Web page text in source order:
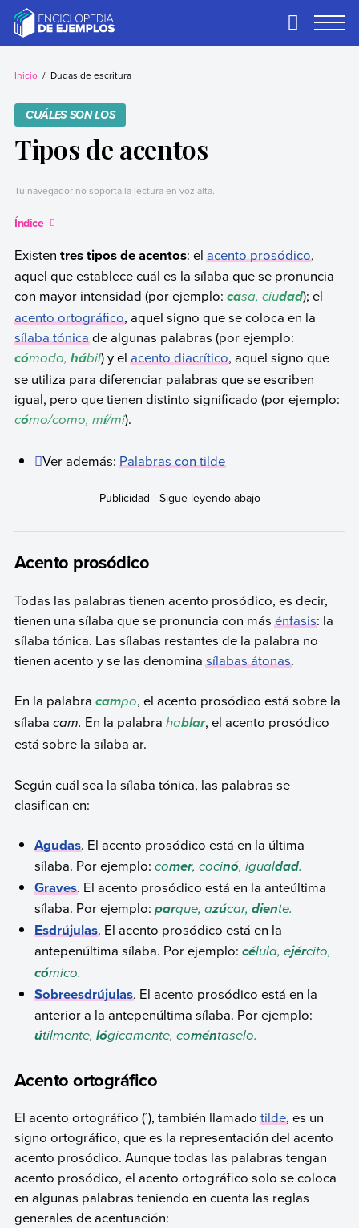
contentEjemplos
Necesitas ejemplos.
Primary
Inicio Dudas de escritura
CUÁLES SON LOS
Tipos de acentos
Tu navegador no soporta la lectura en voz alta.
Índice
Existen tres tipos de acentos: elacento prosódico,
aquel que establece cuál es la sílaba que se pronuncia
con mayor intensidad (por ejemplo: casa, ciudad); el
acento ortográfico, aquel signo que se coloca en la
sílaba tónicade algunas palabras (por ejemplo:
cómodo, hábil) y elacento diacrítico, aquel signo que
se utiliza para diferenciar palabras que se escriben
igual, pero que tienen distinto significado (por ejemplo:
cómo/como, mí/mi).
Ver además:Palabras con tilde
Acento prosódico
Todas las palabras tienen acento prosódico, es decir,
tienen una sílaba que se pronuncia con másénfasis: la
sílaba tónica. Las sílabas restantes de la palabra no
tienen acento y se las denominasílabas átonas.
En la palabra campo, el acento prosódico está sobre la
sílaba cam. En la palabra hablar, el acento prosódico
está sobre la sílaba ar.
Según cuál sea la sílaba tónica, las palabras se
clasifican en:
Agudas. El acento prosódico está en la última
sílaba. Por ejemplo: comer, cocinó, igualdad.
Graves. El acento prosódico está en la anteúltima
sílaba. Por ejemplo:parque, azúcar,diente.
Esdrújulas. El acento prosódico está en la
antepenúltima sílaba. Por ejemplo:célula, ejército,
cómico.
Sobreesdrújulas. El acento prosódico está en la
anterior a la antepenúltima sílaba. Por ejemplo:
útilmente, lógicamente, coméntaselo.
Acento ortográfico
El acento ortográfico (´), también llamadotilde, es un
signo ortográfico, que es la representación del acento
acento prosódico. Aunque todas las palabras tengan
acento prosódico, el acento ortográfico solo se coloca
en algunas palabras teniendo en cuenta las reglas
generales de acentuación: